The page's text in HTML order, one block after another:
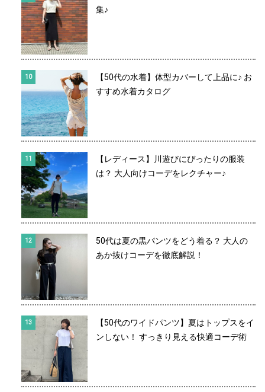
集♪
【50代の水着】体型カバーして上品に♪ お
すすめ水着カタログ
【レディース】川遊びにぴったりの服装
は？ 大人向けコーデをレクチャー♪
50代は夏の黒パンツをどう着る？ 大人の
あか抜けコーデを徹底解説！
【50代のワイドパンツ】夏はトップスをイ
ンしない！ すっきり見える快適コーデ術